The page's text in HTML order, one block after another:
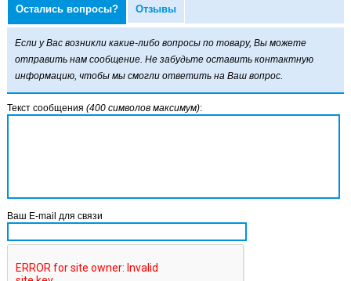
Остались вопросы? Отзывы
Если у Вас возникли какие-либо вопросы по товару, Вы можете
отправить нам сообщение. Не забудьте оставить контактную
информацию, чтобы мы смогли ответить на Ваш вопрос.
Текст сообщения (400 символов максимум):
Ваш E-mail для связи